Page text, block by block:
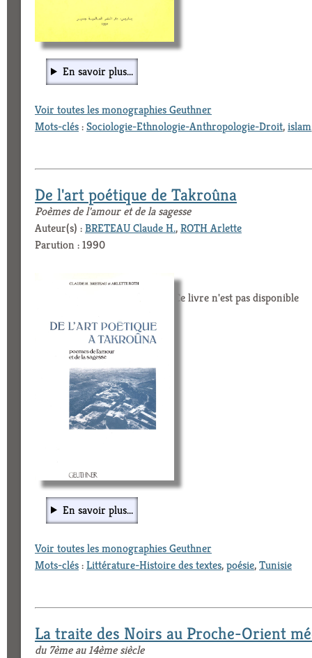
En savoir plus...
Voir toutes les monographies Geuthner
Mots-clés:Sociologie-Ethnologie-Anthropologie-Droit,islam
De l'art poétique de Takroûna
Poèmes de l'amour et de la sagesse
Auteur(s) :BRETEAU Claude H.,ROTH Arlette
Parution : 1990
Ce livre n'est pas disponible
En savoir plus...
Voir toutes les monographies Geuthner
Mots-clés:Littérature-Histoire des textes,poésie,Tunisie
La traite des Noirs au Proche-Orient
du 7ème au 14ème siècle